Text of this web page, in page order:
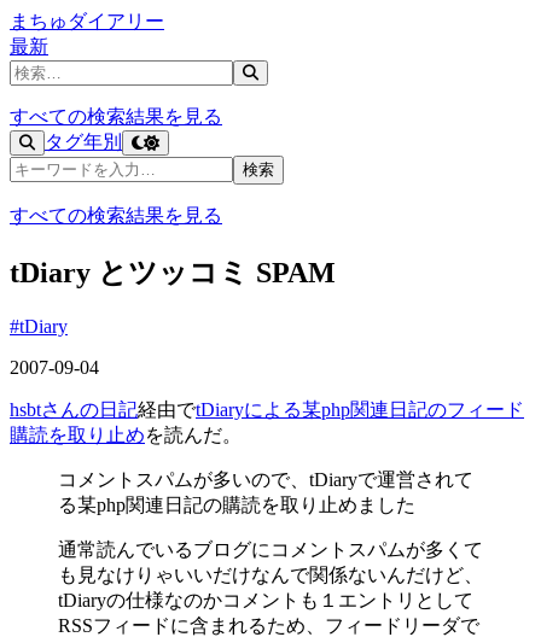
まちゅダイアリー
最新
記事を検索
すべての検索結果を見る
タグ年別
記事を検索
検索
すべての検索結果を見る
tDiary とツッコミ SPAM
#tDiary
2007-09-04
hsbtさんの日記経由でtDiaryによる某php関連日記のフィード
購読を取り止めを読んだ。
コメントスパムが多いので、tDiaryで運営されて
る某php関連日記の購読を取り止めました
通常読んでいるブログにコメントスパムが多くて
も見なけりゃいいだけなんで関係ないんだけど、
tDiaryの仕様なのかコメントも１エントリとして
RSSフィードに含まれるため、フィードリーダで